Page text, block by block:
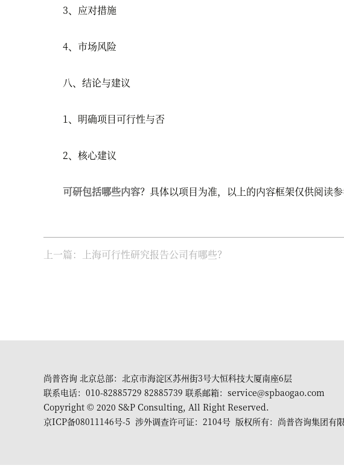
3、应对措施
4、市场风险
八、结论与建议
1、明确项目可行性与否
2、核心建议
可研包括哪些内容？具体以项目为准，以上的内容框架仅供阅读
上一篇：上海可行性研究报告公司有哪些？
尚普咨询 北京总部：北京市海淀区苏州街3号大恒科技大厦南座6层
联系电话：010-82885729 82885739 联系邮箱：service@spbaogao.com
Copyright © 2020 S&P Consulting, All Right Reserved.
京ICP备08011146号-5 涉外调查许可证：2104号 版权所有：尚普咨询集团有